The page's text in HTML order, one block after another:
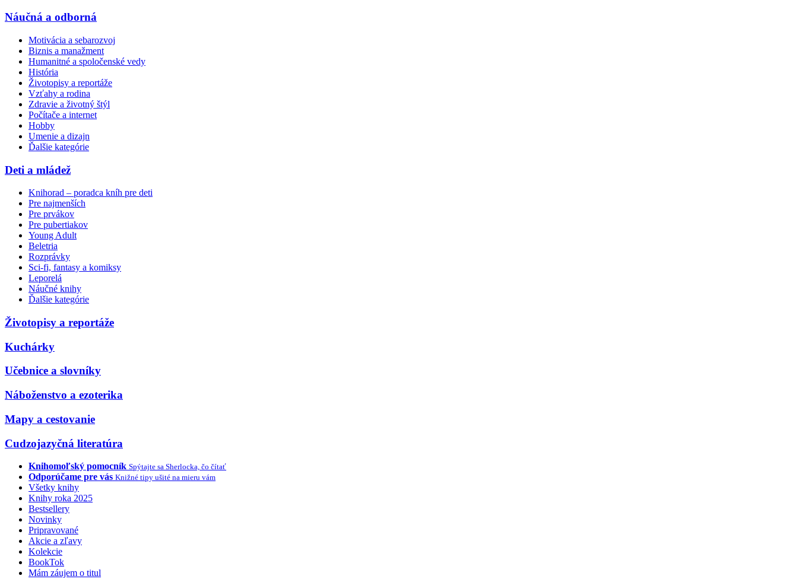
Náučná a odborná
Motivácia a sebarozvoj
Biznis a manažment
Humanitné a spoločenské vedy
História
Životopisy a reportáže
Vzťahy a rodina
Zdravie a životný štýl
Počítače a internet
Hobby
Umenie a dizajn
Ďalšie kategórie
Deti a mládež
Knihorad – poradca kníh pre deti
Pre najmenších
Pre prvákov
Pre pubertiakov
Young Adult
Beletria
Rozprávky
Sci-fi, fantasy a komiksy
Leporelá
Náučné knihy
Ďalšie kategórie
Životopisy a reportáže
Kuchárky
Učebnice a slovníky
Náboženstvo a ezoterika
Mapy a cestovanie
Cudzojazyčná literatúra
Knihomoľský pomocník Spýtajte sa Sherlocka, čo čítať
Odporúčame pre vás Knižné tipy ušité na mieru vám
Všetky knihy
Knihy roka 2025
Bestsellery
Novinky
Pripravované
Akcie a zľavy
Kolekcie
BookTok
Mám záujem o titul